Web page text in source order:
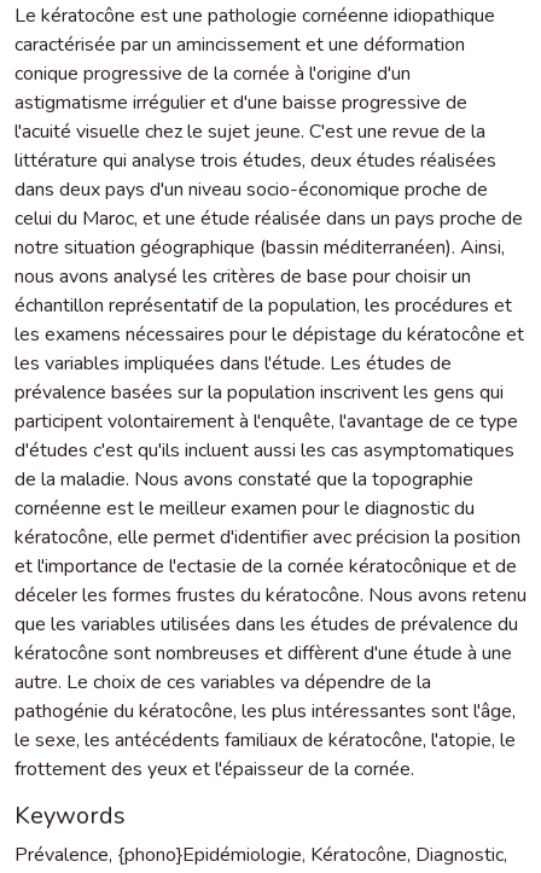
Le kératocône est une pathologie cornéenne idiopathique
caractérisée par un amincissement et une déformation
conique progressive de la cornée à l'origine d'un
astigmatisme irrégulier et d'une baisse progressive de
l'acuité visuelle chez le sujet jeune. C'est une revue de la
littérature qui analyse trois études, deux études réalisées
dans deux pays d'un niveau socio-économique proche de
celui du Maroc, et une étude réalisée dans un pays proche de
notre situation géographique (bassin méditerranéen). Ainsi,
nous avons analysé les critères de base pour choisir un
échantillon représentatif de la population, les procédures et
les examens nécessaires pour le dépistage du kératocône et
les variables impliquées dans l'étude. Les études de
prévalence basées sur la population inscrivent les gens qui
participent volontairement à l'enquête, l'avantage de ce type
d'études c'est qu'ils incluent aussi les cas asymptomatiques
de la maladie. Nous avons constaté que la topographie
cornéenne est le meilleur examen pour le diagnostic du
kératocône, elle permet d'identifier avec précision la position
et l'importance de l'ectasie de la cornée kératocônique et de
déceler les formes frustes du kératocône. Nous avons retenu
que les variables utilisées dans les études de prévalence du
kératocône sont nombreuses et diffèrent d'une étude à une
autre. Le choix de ces variables va dépendre de la
pathogénie du kératocône, les plus intéressantes sont l'âge,
le sexe, les antécédents familiaux de kératocône, l'atopie, le
frottement des yeux et l'épaisseur de la cornée.
Keywords
Prévalence, {phono}Epidémiologie, Kératocône, Diagnostic,